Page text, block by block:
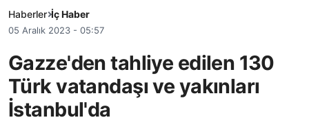
Haberler İç Haber
05 Aralık 2023 - 05:57
Gazze'den tahliye edilen 130
Türk vatandaşı ve yakınları
İstanbul'da